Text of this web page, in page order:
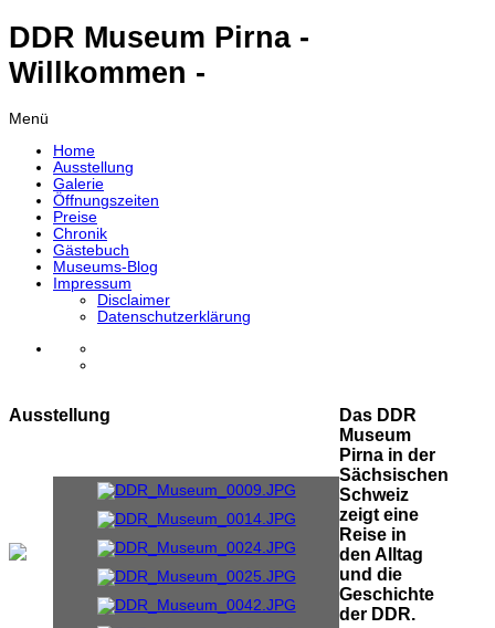
DDR Museum Pirna -
Willkommen -
Menü
Home
Ausstellung
Galerie
Öffnungszeiten
Preise
Chronik
Gästebuch
Museums-Blog
Impressum
Disclaimer
Datenschutzerklärung
Ausstellung
Das DDR
Museum
Pirna in der
Sächsischen
Schweiz
zeigt eine
Reise in
den Alltag
und die
Geschichte
der DDR.